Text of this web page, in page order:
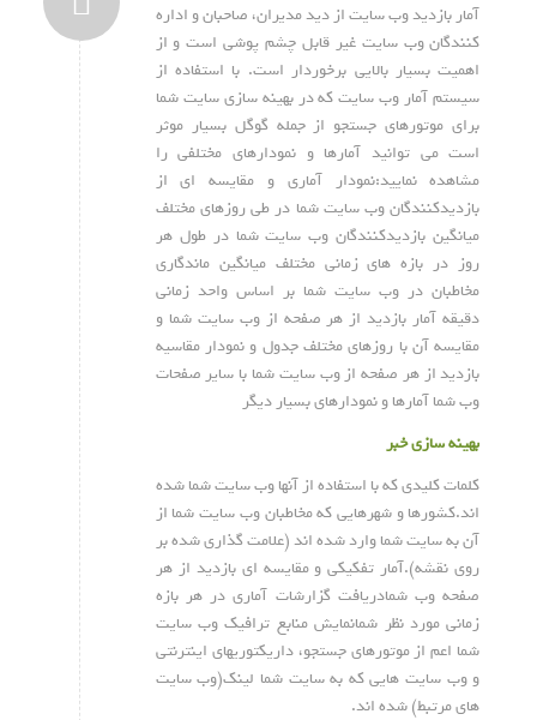
آمار بازدید وب سایت از دید مدیران، صاحبان و اداره
کنندگان وب سایت غیر قابل چشم پوشی است و از
اهمیت بسیار بالایی برخوردار است. با استفاده از
سیستم آمار وب سایت که در بهینه سازی سایت شما
برای موتورهای جستجو از جمله گوگل بسیار موثر
است می توانید آمارها و نمودارهای مختلفی را
مشاهده نمایید:نمودار آماری و مقایسه ای از
بازدیدکنندگان وب سایت شما در طی روزهای مختلف
میانگین بازدیدکنندگان وب سایت شما در طول هر
روز در بازه های زمانی مختلف میانگین ماندگاری
مخاطبان در وب سایت شما بر اساس واحد زمانی
دقیقه آمار بازدید از هر صفحه از وب سایت شما و
مقایسه آن با روزهای مختلف جدول و نمودار مقاسیه
بازدید از هر صفحه از وب سایت شما با سایر صفحات
وب شما آمارها و نمودارهای بسیار دیگر
بهینه سازی خبر
کلمات کلیدی که با استفاده از آنها وب سایت شما شده
اند.کشورها و شهرهایی که مخاطبان وب سایت شما از
آن به سایت شما وارد شده اند (علامت گذاری شده بر
روی نقشه).آمار تفکیکی و مقایسه ای بازدید از هر
صفحه وب شمادریافت گزارشات آماری در هر بازه
زمانی مورد نظر شمانمایش منابع ترافیک وب سایت
شما اعم از موتورهای جستجو، داریکتوریهای اینترنتی
و وب سایت هایی که به سایت شما لینک(وب سایت
های مرتبط) شده اند.